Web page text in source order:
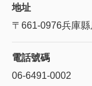
地址
〒661-0976兵庫
電話號碼
06-6491-0002